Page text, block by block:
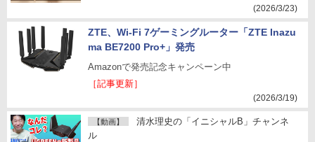
(2026/3/23)
ZTE、Wi-Fi 7ゲーミングルーター「ZTE Inazu
ma BE7200 Pro+」発売
Amazonで発売記念キャンペーン中
［記事更新］
(2026/3/19)
【動画】
清水理史の「イニシャルB」チャンネ
ル